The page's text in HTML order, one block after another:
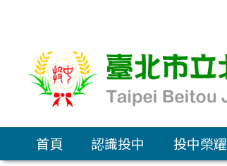
容
區
首頁 認識投中 投中榮耀